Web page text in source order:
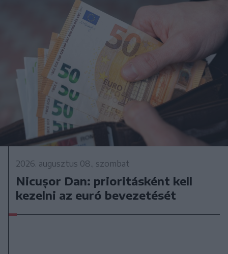
2026. augusztus 08., szombat
Nicușor Dan: prioritásként kell
kezelni az euró bevezetését